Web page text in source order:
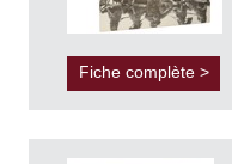
Fiche complète >